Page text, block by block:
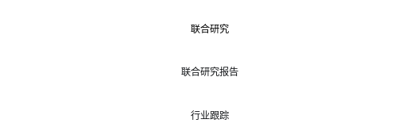
联合研究
联合研究报告
行业跟踪